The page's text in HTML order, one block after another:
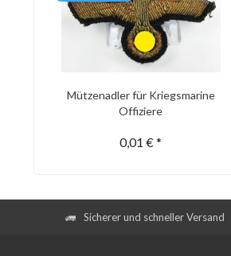
Mützenadler für Kriegsmarine
Offiziere
0,01 € *
Sicherer und schneller Versand